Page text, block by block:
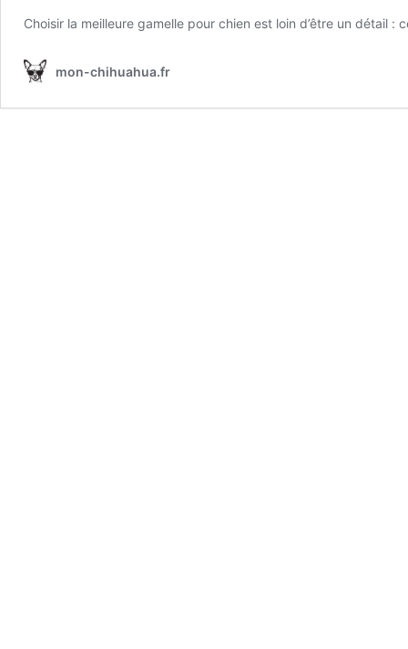
Choisir la meilleure gamelle pour chien est loin d’être un
mon-chihuahua.fr